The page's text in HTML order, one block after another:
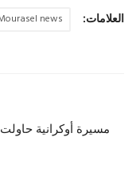
العلامات: news
مسيرة أوكرانية